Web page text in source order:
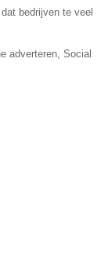
bedrijven te veel
adverteren, Social